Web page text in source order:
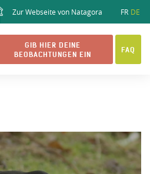
Zur Webseite von Natagora FR DE
GIB HIER DEINE
BEOBACHTUNGEN EIN
FAQ